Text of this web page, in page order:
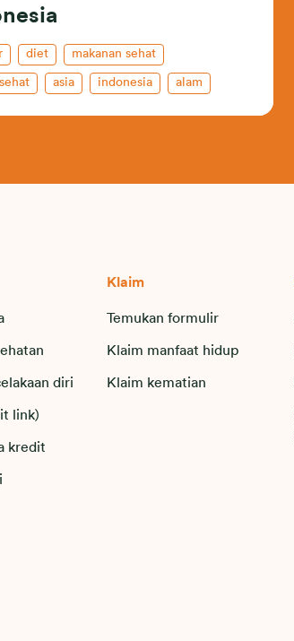
diet makanan sehat
asia indonesia alam
diri
link)
kredit
Klaim
Temukan formulir
Klaim manfaat hidup
Klaim kematian